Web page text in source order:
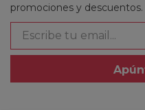
promociones y descuentos.